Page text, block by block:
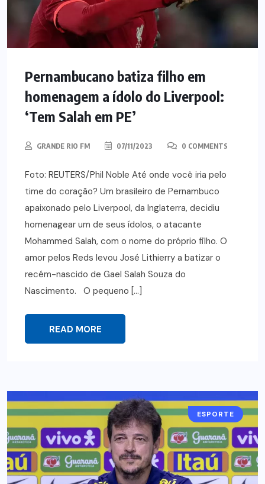
Pernambucano batiza filho em
homenagem a ídolo do Liverpool:
‘Tem Salah em PE’
GRANDE RIO FM 07/11/2023 0 COMMENTS
Foto: REUTERS/Phil Noble Até onde você iria pelo
time do coração? Um brasileiro de Pernambuco
apaixonado pelo Liverpool, da Inglaterra, decidiu
homenagear um de seus ídolos, o atacante
Mohammed Salah, com o nome do próprio filho. O
amor pelos Reds levou José Lithierry a batizar o
recém-nascido de Gael Salah Souza do
Nascimento. O pequeno […]
READ MORE
ESPORTE